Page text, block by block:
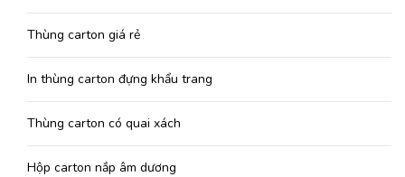
Thùng carton giá rẻ
In thùng carton đựng khẩu trang
Thùng carton có quai xách
Hộp carton nắp âm dương